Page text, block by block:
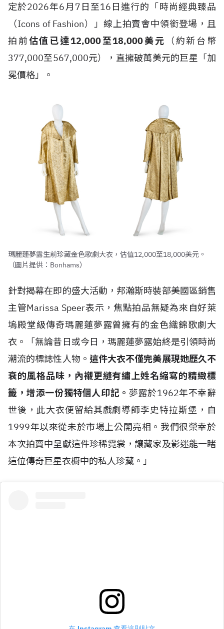
定於2026年6月7日至16日進行的「時尚經典臻品
（Icons of Fashion）」線上拍賣會中領銜登場，且
拍前估值已達12,000至18,000美元
（約新台幣
377,000至567,000元），直擁破萬美元的巨星「加
冕價格」。
瑪麗蓮夢露生前珍藏金色歌劇大衣，估值12,000至18,000美元。
（圖片提供：Bonhams）
針對揭幕在即的盛大活動，邦瀚斯時裝部美國區銷售
主管Marissa Speer表示，焦點拍品無疑為來自好萊
塢殿堂級傳奇瑪麗蓮夢露曾擁有的金色織錦歌劇大
衣。「無論昔日或今日，瑪麗蓮夢露始終是引領時尚
潮流的標誌性人物。 這件大衣不僅完美展現她歷久不
衰的風格品味，內襯更縫有繡上姓名縮寫的精緻標
籤，增添一份獨特個人印記。 夢露於1962年不幸辭
世後，此大衣便留給其戲劇導師李史特拉斯堡，自
1999年以來從未於市場上公開亮相。我們很榮幸於
本次拍賣中呈獻這件珍稀霓裳，讓藏家及影迷能一睹
這位傳奇巨星衣櫥中的私人珍藏。」